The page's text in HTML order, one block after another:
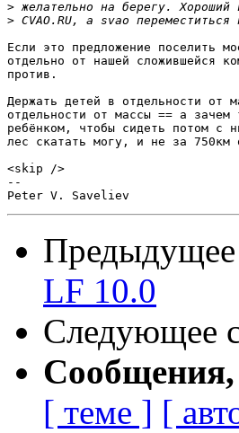
>
>
Если это предложение поселить
отдельно от нашей сложившейся
против.
Держать детей в отдельности от
отдельности от массы == а
ребёнком, чтобы сидеть потом
лес скатать могу, и не за 750км
<skip />
--
LF 10.0
Следующее
[ теме ] [